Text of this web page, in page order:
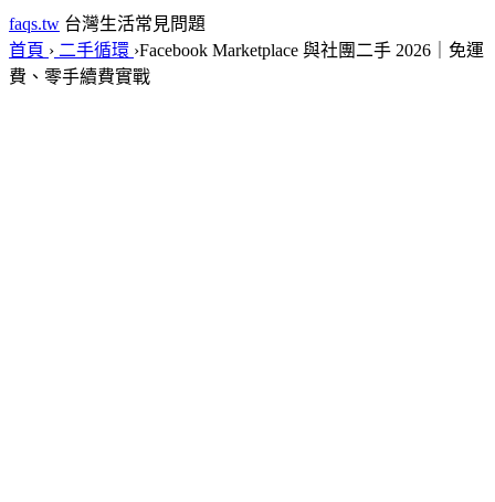
faqs.tw 台灣生活常見問題
首頁 › 二手循環 ›Facebook Marketplace 與社團二手 2026｜免運
費、零手續費實戰